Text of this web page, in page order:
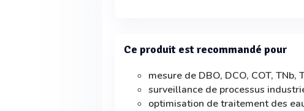
Ce produit est recommandé pour
mesure de DBO, DCO, COT, TNb,
surveillance de processus
optimisation de traitement des